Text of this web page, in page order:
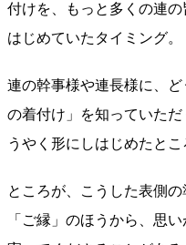
付けを、もっと多くの連
はじめていたタイミング。
連の幹事様や連長様に、
の着付け」を知っていた
うやく形にしはじめたとこ
ところが、こうした表側
「ご縁」のほうから、思